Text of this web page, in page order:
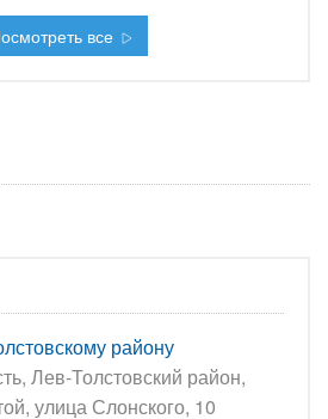
все
району
Лев-Толстовский район,
улица Слонского, 10